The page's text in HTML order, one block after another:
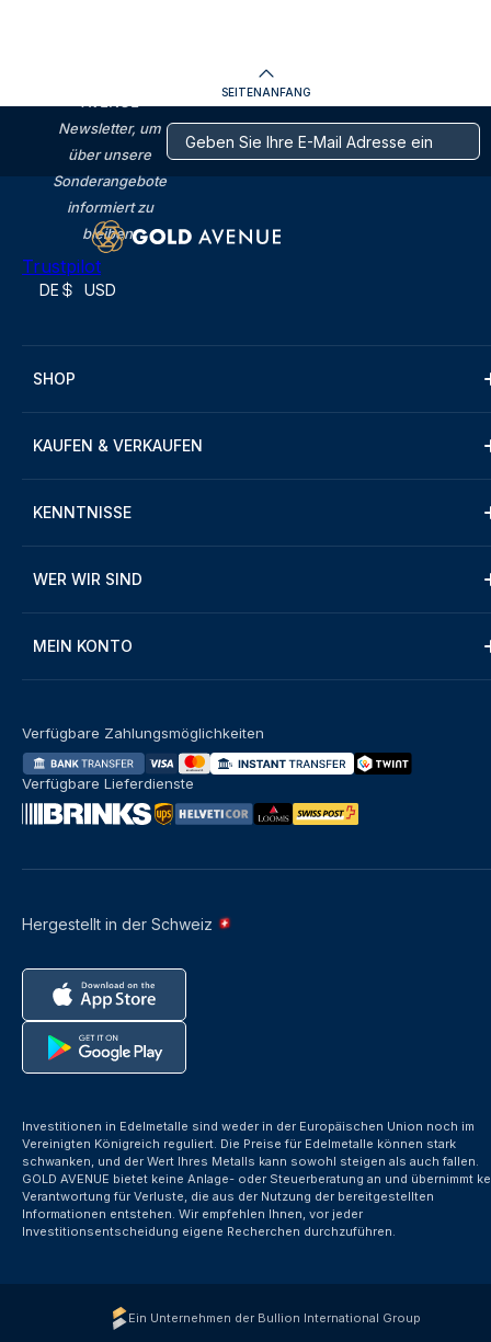
SEITENANFANG
Newsletter, um
über unsere
Sonderangebote
informiert zu
bleiben.
Trustpilot
DE USD
SHOP
KAUFEN & VERKAUFEN
KENNTNISSE
WER WIR SIND
MEIN KONTO
Hergestellt in der Schweiz
Verfügbare Zahlungsmöglichkeiten
Verfügbare Lieferdienste
Investitionen in Edelmetalle sind weder in der Europäischen Union noch im
Vereinigten Königreich reguliert. Die Preise für Edelmetalle können stark
schwanken, und der Wert Ihres Metalls kann sowohl steigen als auch fallen.
GOLD AVENUE bietet keine Anlage- oder Steuerberatung an und übernimmt
Verantwortung für Verluste, die aus der Nutzung der bereitgestellten
Informationen entstehen. Wir empfehlen Ihnen, vor jeder
Investitionsentscheidung eigene Recherchen durchzuführen.
Ein Unternehmen der Bullion International Group